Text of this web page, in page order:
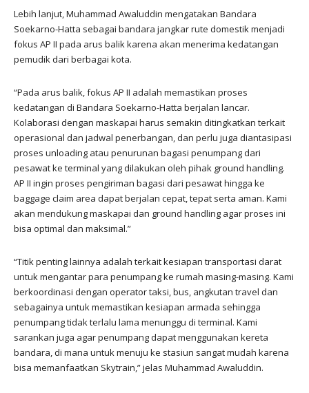
Lebih lanjut, Muhammad Awaluddin mengatakan Bandara
Soekarno-Hatta sebagai bandara jangkar rute domestik menjadi
fokus AP II pada arus balik karena akan menerima kedatangan
pemudik dari berbagai kota.
“Pada arus balik, fokus AP II adalah memastikan proses
kedatangan di Bandara Soekarno-Hatta berjalan lancar.
Kolaborasi dengan maskapai harus semakin ditingkatkan terkait
operasional dan jadwal penerbangan, dan perlu juga diantasipasi
proses unloading atau penurunan bagasi penumpang dari
pesawat ke terminal yang dilakukan oleh pihak ground handling.
AP II ingin proses pengiriman bagasi dari pesawat hingga ke
baggage claim area dapat berjalan cepat, tepat serta aman. Kami
akan mendukung maskapai dan ground handling agar proses ini
bisa optimal dan maksimal.”
“Titik penting lainnya adalah terkait kesiapan transportasi darat
untuk mengantar para penumpang ke rumah masing-masing. Kami
berkoordinasi dengan operator taksi, bus, angkutan travel dan
sebagainya untuk memastikan kesiapan armada sehingga
penumpang tidak terlalu lama menunggu di terminal. Kami
sarankan juga agar penumpang dapat menggunakan kereta
bandara, di mana untuk menuju ke stasiun sangat mudah karena
bisa memanfaatkan Skytrain,” jelas Muhammad Awaluddin.